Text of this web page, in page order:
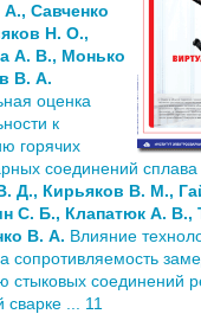
А., Савченко
Н. О.,
А. В., Монько
В. А.
оценка
к
горячих
соединений
Д., Кирьяков В. М.,
С. Б., Клапатюк А. В.,
В. А. Влияние
сопротивляемость
стыковых соединений
сварке ... 11